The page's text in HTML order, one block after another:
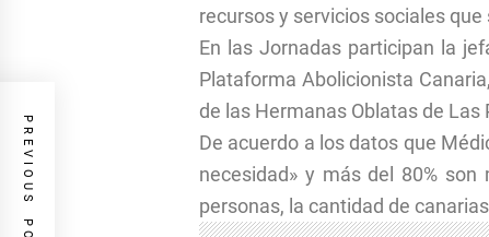
recursos y servicios sociales
En las Jornadas participan la
Plataforma Abolicionista
de las Hermanas Oblatas de
De acuerdo a los datos que
necesidad» y más del 80%
personas, la cantidad de
PREVIOUS POST